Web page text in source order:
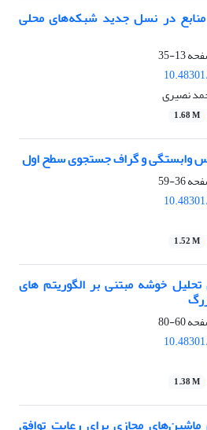
در نسل جدید شبکه‌های محلی
13-35
نصیری
1.68 M
وابستگی و گراف جستجوی سطح اول
36-59
1.52 M
تحلیل خوشه مبتنی بر الگوریتم های
60-80
1.38 M